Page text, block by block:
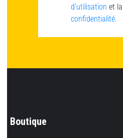
d’utilisation et la
confidentialité.
Boutique